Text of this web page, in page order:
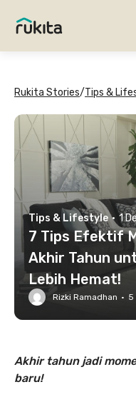
Rukita Stories/Tips &
Tips & Lifestyle · 1
7 Tips Efektif
Akhir Tahun
Lebih Hemat!
Rizki Ramadhan · 5
Akhir tahun jadi
baru!